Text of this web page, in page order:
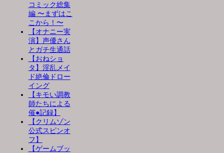
コミック総集
編 〜まずはこ
こから！〜
【オナニー実
演】声優さん
とガチ生通話
【おねショ
タ】淫乱メイ
ド絶倫ドロー
イング
【キモい調教
師たちによる
催●記録】
【クリムゾン
公式スピンオ
フ】
【ゲームブッ